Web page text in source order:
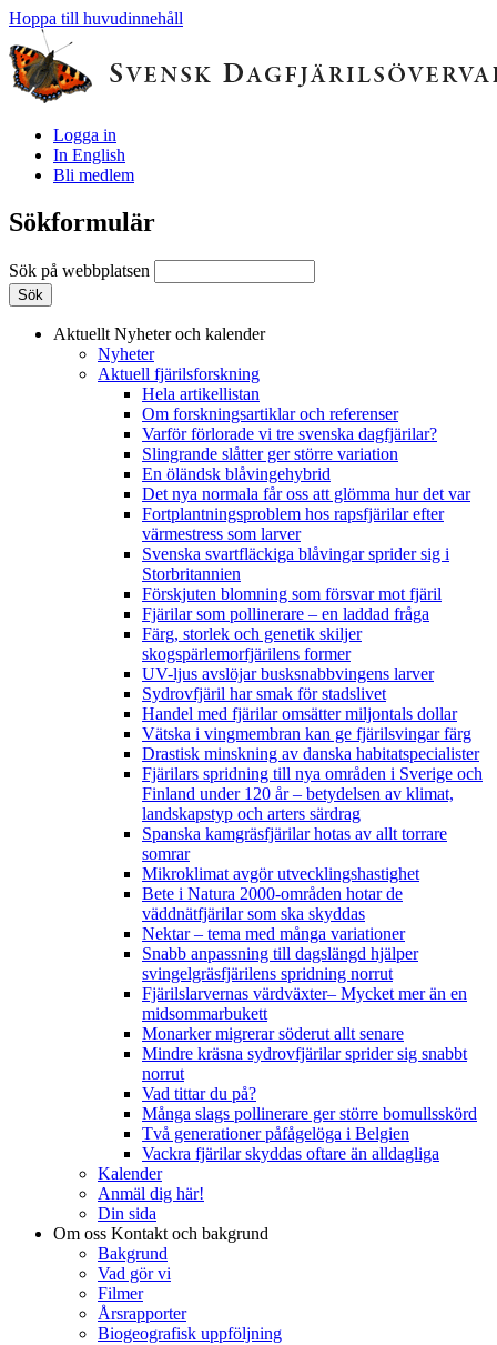
Hoppa till huvudinnehåll
Logga in
In English
Bli medlem
Sökformulär
Sök på webbplatsen
Aktuellt Nyheter och kalender
Nyheter
Aktuell fjärilsforskning
Hela artikellistan
Om forskningsartiklar och referenser
Varför förlorade vi tre svenska dagfjärilar?
Slingrande slåtter ger större variation
En öländsk blåvingehybrid
Det nya normala får oss att glömma hur det var
Fortplantningsproblem hos rapsfjärilar efter
värmestress som larver
Svenska svartfläckiga blåvingar sprider sig i
Storbritannien
Förskjuten blomning som försvar mot fjäril
Fjärilar som pollinerare – en laddad fråga
Färg, storlek och genetik skiljer
skogspärlemorfjärilens former
UV-ljus avslöjar busksnabbvingens larver
Sydrovfjäril har smak för stadslivet
Handel med fjärilar omsätter miljontals dollar
Vätska i vingmembran kan ge fjärilsvingar färg
Drastisk minskning av danska habitatspecialister
Fjärilars spridning till nya områden i Sverige och
Finland under 120 år– betydelsen av klimat,
landskapstyp och arters särdrag
Spanska kamgräsfjärilar hotas av allt torrare
somrar
Mikroklimat avgör utvecklingshastighet
Bete i Natura 2000-områden hotar de
väddnätfjärilar som ska skyddas
Nektar – tema med många variationer
Snabb anpassning till dagslängd hjälper
svingelgräsfjärilens spridning norrut
Fjärilslarvernas värdväxter– Mycket mer än en
midsommarbukett
Monarker migrerar söderut allt senare
Mindre kräsna sydrovfjärilar sprider sig snabbt
norrut
Vad tittar du på?
Många slags pollinerare ger större bomullsskörd
Två generationer påfågelöga i Belgien
Vackra fjärilar skyddas oftare än alldagliga
Kalender
Anmäl dig här!
Din sida
Om oss Kontakt och bakgrund
Bakgrund
Vad gör vi
Filmer
Årsrapporter
Biogeografisk uppföljning